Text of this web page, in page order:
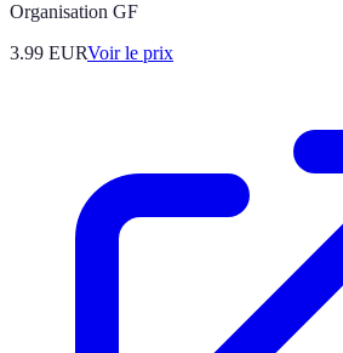
Organisation GF
3.99 EURVoir le prix